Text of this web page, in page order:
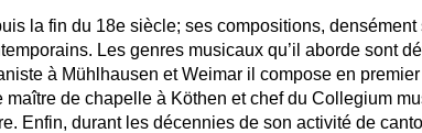
la fin du 18e siècle; ses compositions, densément
Les genres musicaux qu’il aborde sont
à Mühlhausen et Weimar il compose en
maître de chapelle à Köthen et chef du Collegium
Enfin, durant les décennies de son activité de